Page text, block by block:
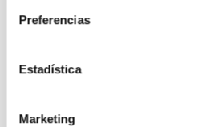
Preferencias
Estadística
Marketing